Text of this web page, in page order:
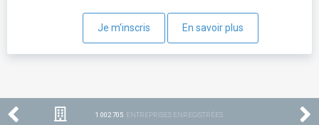
Je m'inscris En savoir plus
1 002 705 ENTREPRISES ENREGISTRÉES